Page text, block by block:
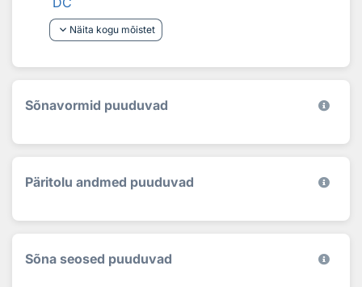
keyboard_arrow_down Näita kogu mõistet
Sõnavormid puuduvad
Päritolu andmed puuduvad
Sõna seosed puuduvad